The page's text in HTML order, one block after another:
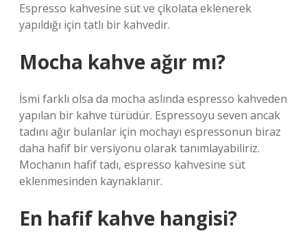
Espresso kahvesine süt ve çikolata eklenerek
yapıldığı için tatlı bir kahvedir.
Mocha kahve ağır mı?
İsmi farklı olsa da mocha aslında espresso kahveden
yapılan bir kahve türüdür. Espressoyu seven ancak
tadını ağır bulanlar için mochayı espressonun biraz
daha hafif bir versiyonu olarak tanımlayabiliriz.
Mochanın hafif tadı, espresso kahvesine süt
eklenmesinden kaynaklanır.
En hafif kahve hangisi?